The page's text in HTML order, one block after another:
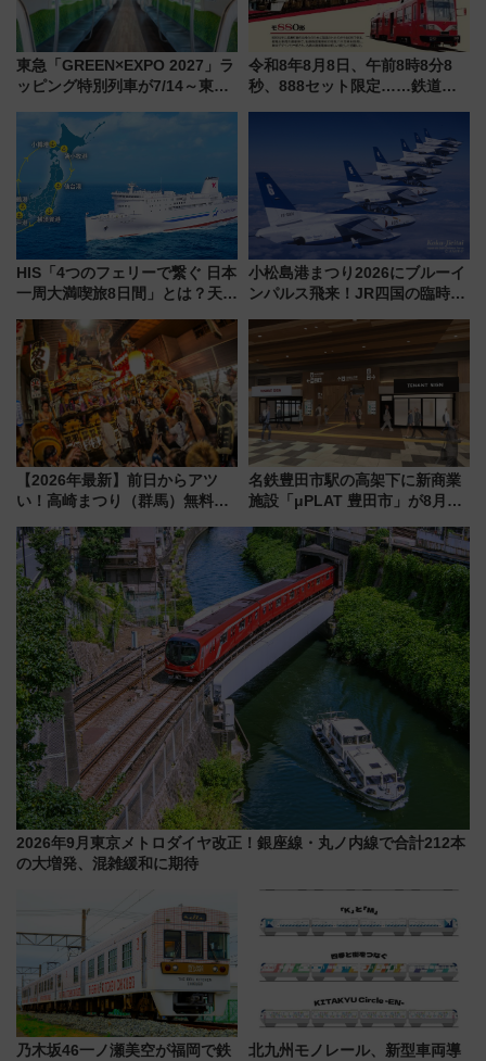
東急「GREEN×EXPO 2027」ラ
ッピング特別列車が7/14～東
ー！ 注目の編成やデザインまと
令和8年8月8日、午前8時8分8
秒、888セット限定……鉄道各
HIS「4つのフェリーで繋ぐ 日本
一周大満喫旅8日間」とは？天橋
の絶景＆限定グルメを網羅！煩
雑な手続きも不要でお手軽に楽
しめるプランが登場
小松島港まつり2026にブルーイ
ンパルス飛来！JR四国の臨時ダ
【2026年最新】前日からアツ
い！高崎まつり（群馬）無料観
しまで
名鉄豊田市駅の高架下に新商業
施設「μPLAT 豊田市」が8月26
たな玄関口へ
2026年9月東京メトロダイヤ改正！銀座線・丸ノ内線で合計212本
の大増発、混雑緩和に期待
乃木坂46一ノ瀬美空が福岡で鉄
北九州モノレール、新型車両導